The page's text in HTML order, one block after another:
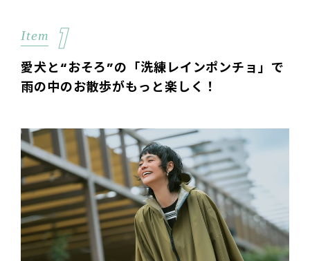
Item 1
愛犬と“おそろ”の「洗練レインポンチョ」で
雨の中のお散歩がもっと楽しく！